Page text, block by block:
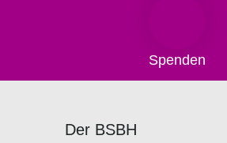
Spenden
Der BSBH